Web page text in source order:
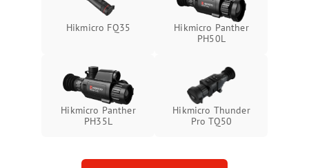
Поломка системы защиты
1500 ₽ Подробнее →
Hikmicro FQ35
Hikmicro Panther
PH50L
Hikmicro Panther
PH35L
Hikmicro Thunder
Pro TQ50